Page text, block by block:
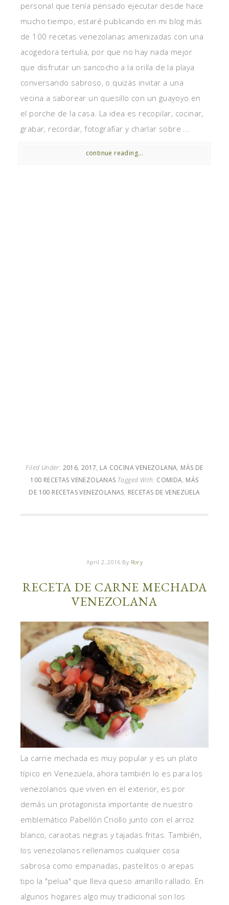
personal que tenía pensado ejecutar desde hace
mucho tiempo, estaré publicando en mi blog más
de 100 recetas venezolanas amenizadas con una
acogedora tertulia, por que no hay nada mejor
que disfrutar un sancocho a la orilla de la playa
conversando sabroso, o quizás invitar a una
vecina a saborear un quesillo con un guayoyo en
el porche de la casa. La idea es recopilar, cocinar,
grabar, recordar, fotografíar y charlar sobre ...
continue reading...
Filed Under: 2016, 2017, LA COCINA VENEZOLANA, MÁS DE
100 RECETAS VENEZOLANAS Tagged With: COMIDA, MÁS
DE 100 RECETAS VENEZOLANAS, RECETAS DE VENEZUELA
April 2, 2016 By Rory
RECETA DE CARNE MECHADA
VENEZOLANA
La carne mechada es muy popular y es un plato
típico en Venezuela, ahora también lo es para los
venezolanos que viven en el exterior, es por
demás un protagonista importante de nuestro
emblemático Pabellón Criollo junto con el arroz
blanco, caraotas negras y tajadas fritas. También,
los venezolanos rellenamos cualquier cosa
sabrosa como empanadas, pastelitos o arepas
tipo la "pelua" que lleva queso amarillo rallado. En
algunos hogares algo muy tradicional son los